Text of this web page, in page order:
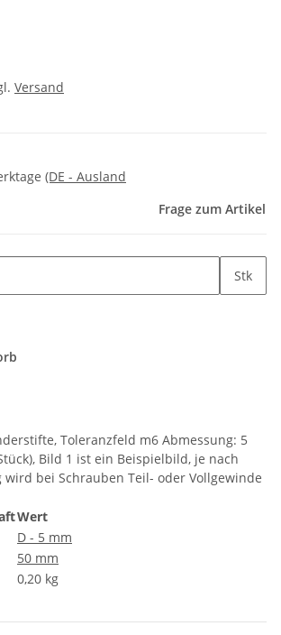
Versand
(DE - Ausland
Frage zum Artikel
Stk
Toleranzfeld m6 Abmessung: 5
Bild 1 ist ein Beispielbild, je nach
wird bei Schrauben Teil- oder Vollgewinde
Wert
D - 5 mm
50 mm
0,20 kg